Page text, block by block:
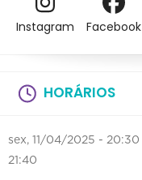
Instagram Facebook
HORÁRIOS
sex, 11/04/2025 - 20:30
21:40